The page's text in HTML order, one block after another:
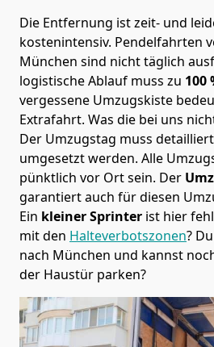
Die Entfernung ist zeit- und
kostenintensiv. Pendelfahrten
München sind nicht täglich
logistische Ablauf muss zu 100
vergessene Umzugskiste
Extrafahrt. Was die bei uns
Der Umzugstag muss
umgesetzt werden. Alle
pünktlich vor Ort sein. Der
garantiert auch für diesen
Ein kleiner Sprinter ist hier
mit den Halteverbotszonen?
nach München und kannst
der Haustür parken?